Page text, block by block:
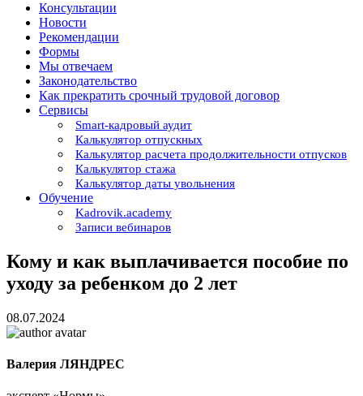
Консультации
Новости
Рекомендации
Формы
Мы отвечаем
Законодательство
Как прекратить срочный трудовой договор
Сервисы
Smart-кадровый аудит
Калькулятор отпускных
Калькулятор расчета продолжительности отпусков
Калькулятор стажа
Калькулятор даты увольнения
Обучение
Kadrovik.academy
Записи вебинаров
Кому и как выплачивается пособие по
уходу за ребенком до 2 лет
08.07.2024
Валерия ЛЯНДРЕС